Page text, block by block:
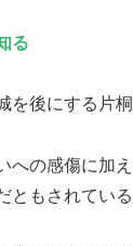
る
を後にする片
への感傷に加
ともされている